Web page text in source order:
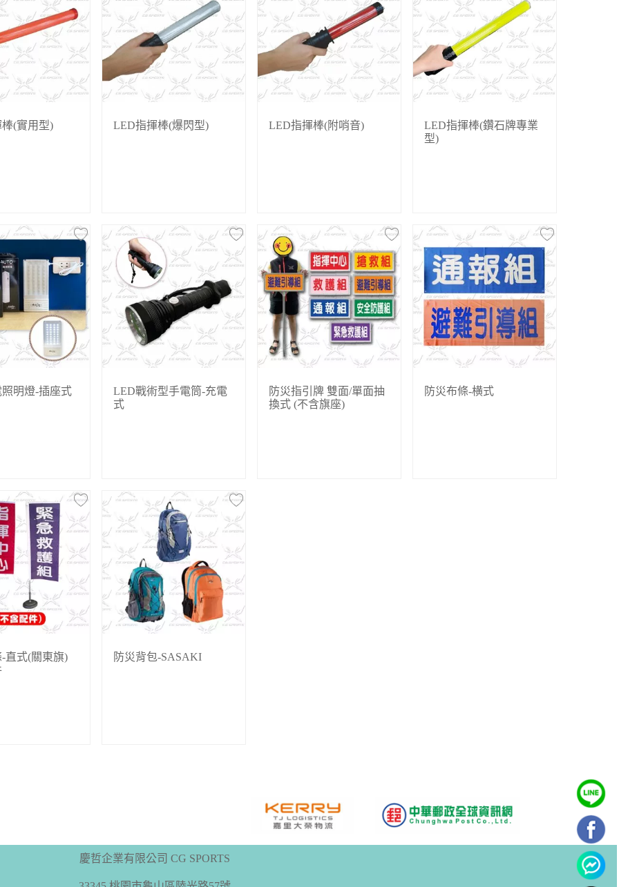
(實用型) LED指揮棒(爆閃型) LED指揮棒(附哨音)
LED指揮棒(鑽石牌專業
型)
明燈-插座式
LED戰術型手電筒-充電
式
防災指引牌 雙面/單面抽
換式 (不含旗座)
防災布條-横式
直式(關東旗)
防災背包-SASAKI
慶哲企業有限公司 CG SPORTS